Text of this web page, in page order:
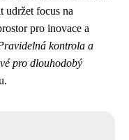
udržet focus na
pro inovace a
kontrola a
pro dlouhodobý